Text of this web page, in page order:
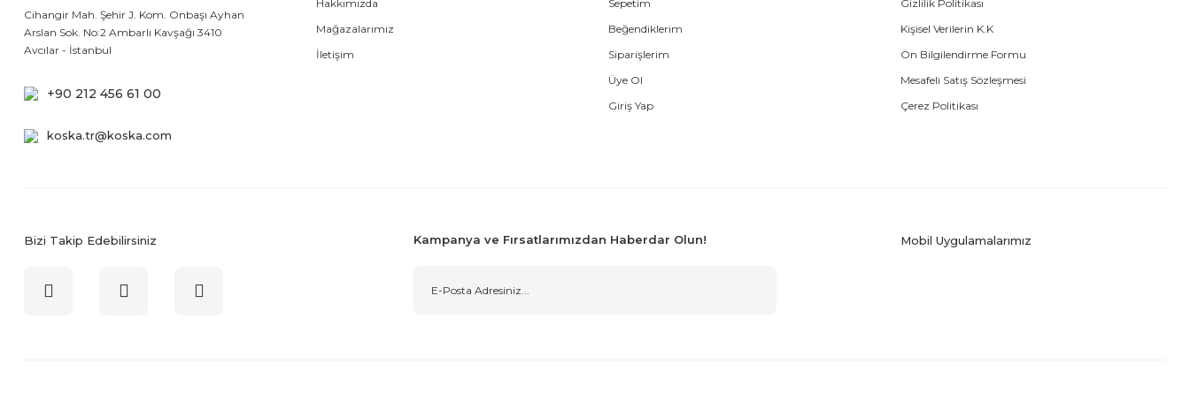
Cihangir Mah. Şehir J. Kom. Onbaşı Ayhan
Arslan Sok. No:2 Ambarlı Kavşağı 3410
Avcılar - İstanbul
+90 212 456 61 00
koska.tr@koska.com
Hakkımızda
Mağazalarımız
İletişim
Sepetim
Beğendiklerim
Siparişlerim
Üye Ol
Giriş Yap
Gizlilik Politikası
Kişisel Verilerin K.K
Ön Bilgilendirme Formu
Mesafeli Satış Sözleşmesi
Çerez Politikası
Bizi Takip Edebilirsiniz Kampanya ve Fırsatlarımızdan Haberdar Olun! Mobil Uygulamalarımız